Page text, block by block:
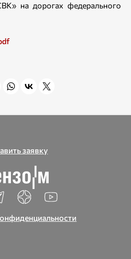
на дорогах федерального
заявку